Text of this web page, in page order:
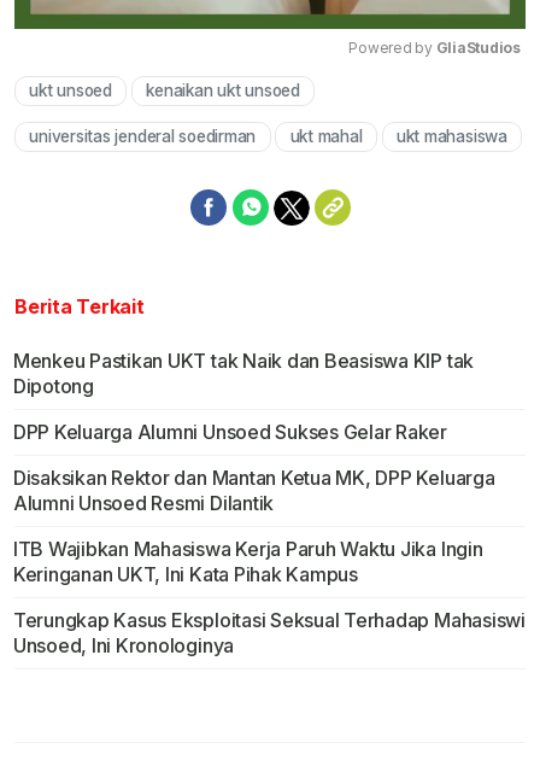
Powered by GliaStudios
ukt unsoed kenaikan ukt unsoed
universitas jenderal soedirman ukt mahal ukt mahasiswa
Berita Terkait
Menkeu Pastikan UKT tak Naik dan Beasiswa KIP tak
Dipotong
DPP Keluarga Alumni Unsoed Sukses Gelar Raker
Disaksikan Rektor dan Mantan Ketua MK, DPP Keluarga
Alumni Unsoed Resmi Dilantik
ITB Wajibkan Mahasiswa Kerja Paruh Waktu Jika Ingin
Keringanan UKT, Ini Kata Pihak Kampus
Terungkap Kasus Eksploitasi Seksual Terhadap Mahasiswi
Unsoed, Ini Kronologinya